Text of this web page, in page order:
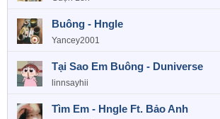
n
s
:
Buông - Hngle
Yancey2001
Tại Sao Em Buông - Duniverse
linnsayhii
Tìm Em - Hngle Ft. Bảo Anh